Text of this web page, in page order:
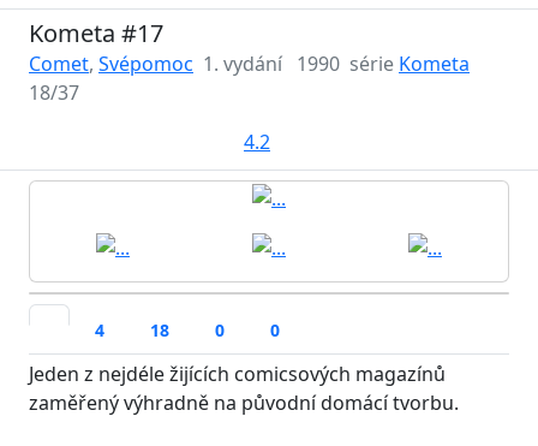
Kometa #17
Comet, Svépomoc 1. vydání 1990 série Kometa
18/37
4.2
4 18 0 0
Jeden z nejdéle žijících comicsových magazínů
zaměřený výhradně na původní domácí tvorbu.